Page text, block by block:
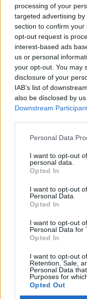
processing of your
targeted advertising
section to confirm
opt-out request is
interest-based ads
us or personal
your opt-out. You may
disclosure of your
IAB’s list of
also be disclosed by
Downstream
Personal Data
I want to opt-out
personal data.
Opted In
I want to opt-out
Personal Data.
Opted In
I want to opt-out
Personal Data for
Opted In
I want to opt-out
Retention, Sale,
Personal Data
Purposes for
Opted Out
Φόρουμ ...
Μέλη, στα
Αγαπητέ
φόρουμ,
αν θέλεις να
του φόρουμ ή να
θα πρέπει πρώτα να
δεν έχεις ήδη
εγγραφή.
Κόμης
Πόντοι τροπαίων :
Μηνύματα: 122
Πόντοι τροπαίων :
Έμπειρος ,
Μηνύματα: 509
Πόντοι τροπαίων
skias10